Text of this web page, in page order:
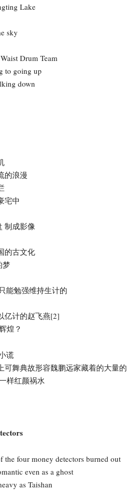
Lake
sky
Drum Team
to going up
down
的浪漫
宅中
制成影像
的古文化
梦
能勉强维持生计的
亿计的赵飞燕[2]
煌？
谎
可舞典故形容魏鹏远家藏着的大量的
样红颜祸水
four money detectors burned out
even as a ghost
as Taishan